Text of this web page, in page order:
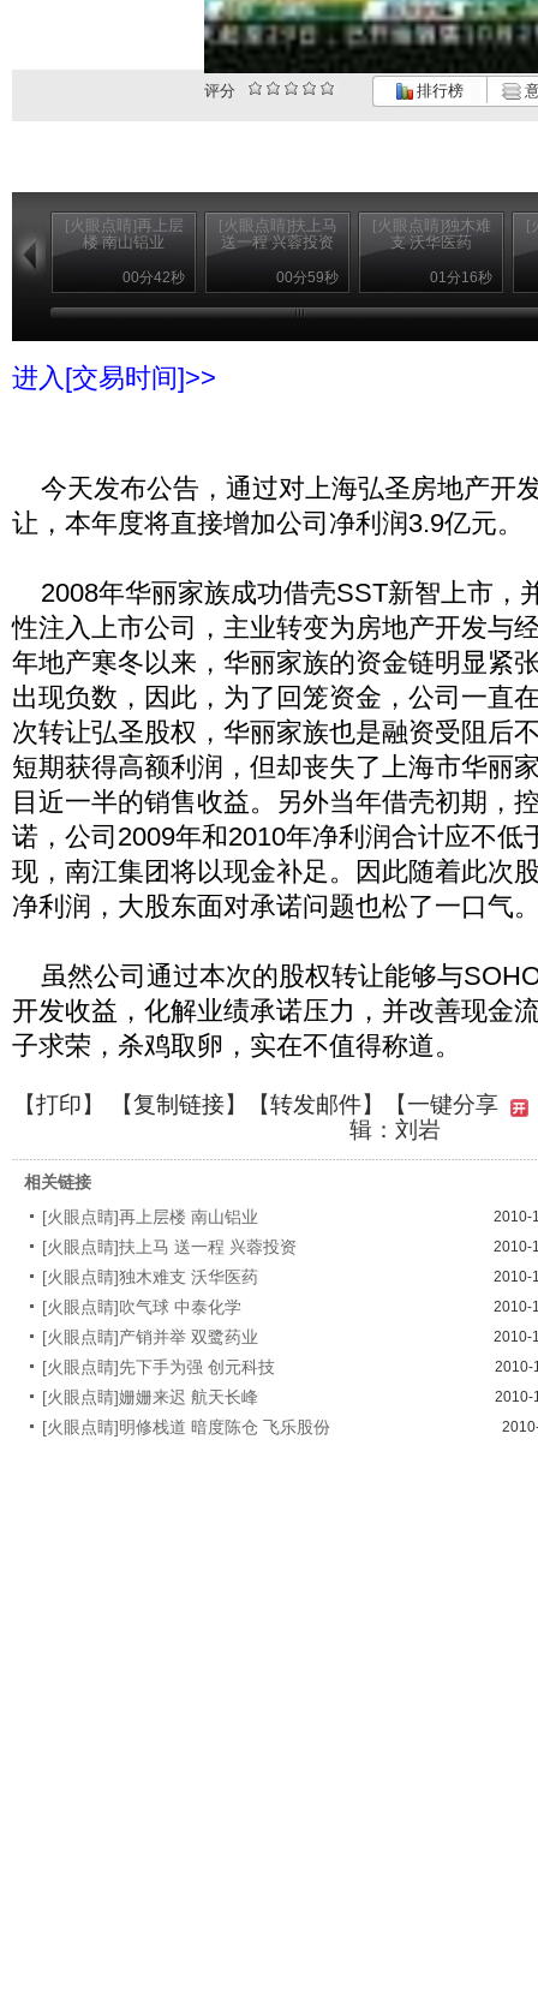
评分 排行榜
[火眼点睛]再上层
楼 南山铝业
00分42秒
[火眼点睛]扶上马
送一程 兴蓉投资
00分59秒
[火眼点睛]独木难
支 沃华医药
01分16秒
[
进入[交易时间]>>
今天发布公告，通过对上海弘圣房地产开
让，本年度将直接增加公司净利润3.9亿元。
2008年华丽家族成功借壳SST新智上市，
性注入上市公司，主业转变为房地产开发与
年地产寒冬以来，华丽家族的资金链明显紧
出现负数，因此，为了回笼资金，公司一直
次转让弘圣股权，华丽家族也是融资受阻后
短期获得高额利润，但却丧失了上海市华丽
目近一半的销售收益。另外当年借壳初期，
诺，公司2009年和2010年净利润合计应不低
现，南江集团将以现金补足。因此随着此次
净利润，大股东面对承诺问题也松了一口气
虽然公司通过本次的股权转让能够与
开发收益，化解业绩承诺压力，并改善现金
子求荣，杀鸡取卵，实在不值得称道。
【打印】 【复制链接】【转发邮件】
【一键分享
辑：刘岩
相关链接
[火眼点睛]再上层楼 南山铝业
2010-
[火眼点睛]扶上马 送一程 兴蓉投资 2010-
[火眼点睛]独木难支 沃华医药 2010-
[火眼点睛]吹气球 中泰化学 2010-
[火眼点睛]产销并举 双鹭药业 2010-
[火眼点睛]先下手为强 创元科技 2010-
[火眼点睛]姗姗来迟 航天长峰 2010-
[火眼点睛]明修栈道 暗度陈仓 飞乐股份